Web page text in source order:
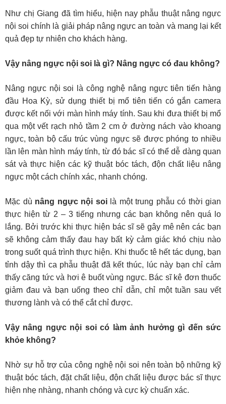
Như chị Giang đã tìm hiểu, hiện nay phẫu thuật nâng ngực
nội soi chính là giải pháp nâng ngực an toàn và mang lại kết
quả đẹp tự nhiên cho khách hàng.
Vậy nâng ngực nội soi là gì? Nâng ngực có đau không?
Nâng ngực nội soi là công nghệ nâng ngực tiên tiến hàng
đầu Hoa Kỳ, sử dụng thiết bị mổ tiên tiến có gắn camera
được kết nối với màn hình máy tính. Sau khi đưa thiết bị mổ
qua một vết rạch nhỏ tầm 2 cm ở đường nách vào khoang
ngực, toàn bộ cấu trúc vùng ngực sẽ được phóng to nhiều
lần lên màn hình máy tính, từ đó bác sĩ có thể dễ dàng quan
sát và thực hiện các kỹ thuật bóc tách, độn chất liệu nâng
ngực một cách chính xác, nhanh chóng.
Mặc dù nâng ngực nội soilà một trung phẫu có thời gian
thực hiện từ 2 – 3 tiếng nhưng các bạn không nên quá lo
lắng. Bởi trước khi thực hiện bác sĩ sẽ gây mê nên các bạn
sẽ không cảm thấy đau hay bất kỳ cảm giác khó chịu nào
trong suốt quá trình thực hiện. Khi thuốc tê hết tác dụng, bạn
tỉnh dậy thì ca phẫu thuật đã kết thúc, lúc này bạn chỉ cảm
thấy căng tức và hơi ê buốt vùng ngực. Bác sĩ kê đơn thuốc
giảm đau và bạn uống theo chỉ dẫn, chỉ một tuần sau vết
thương lành và có thể cắt chỉ được.
Vậy nâng ngực nội soi có làm ảnh hưởng gì đến sức
khỏe không?
Nhờ sự hỗ trợ của công nghệ nội soi nên toàn bộ những kỹ
thuật bóc tách, đặt chất liệu, độn chất liệu được bác sĩ thực
hiện nhẹ nhàng, nhanh chóng và cực kỳ chuẩn xác.